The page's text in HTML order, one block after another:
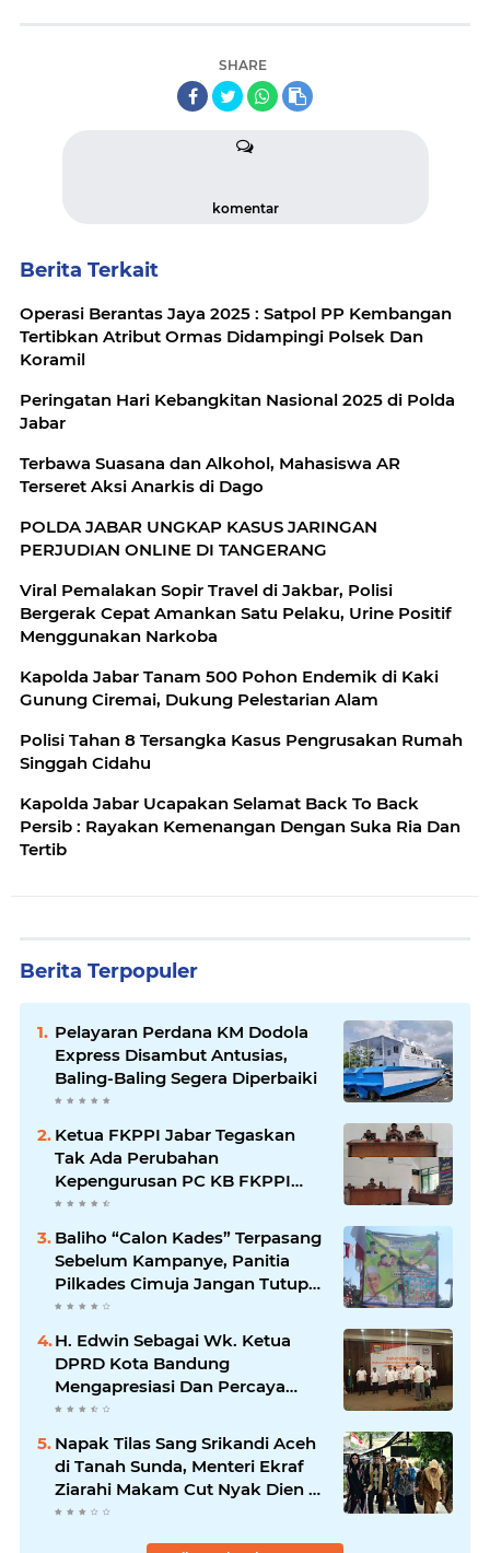
SHARE
komentar
Berita Terkait
Operasi Berantas Jaya 2025 : Satpol PP Kembangan
Tertibkan Atribut Ormas Didampingi Polsek Dan
Koramil
Peringatan Hari Kebangkitan Nasional 2025 di Polda
Jabar
Terbawa Suasana dan Alkohol, Mahasiswa AR
Terseret Aksi Anarkis di Dago
POLDA JABAR UNGKAP KASUS JARINGAN
PERJUDIAN ONLINE DI TANGERANG
Viral Pemalakan Sopir Travel di Jakbar, Polisi
Bergerak Cepat Amankan Satu Pelaku, Urine Positif
Menggunakan Narkoba
Kapolda Jabar Tanam 500 Pohon Endemik di Kaki
Gunung Ciremai, Dukung Pelestarian Alam
Polisi Tahan 8 Tersangka Kasus Pengrusakan Rumah
Singgah Cidahu
Kapolda Jabar Ucapakan Selamat Back To Back
Persib : Rayakan Kemenangan Dengan Suka Ria Dan
Tertib
Berita Terpopuler
Pelayaran Perdana KM Dodola
Express Disambut Antusias,
Baling-Baling Segera Diperbaiki
Ketua FKPPI Jabar Tegaskan
Tak Ada Perubahan
Kepengurusan PC KB FKPPI
Sumedang, Ketua Cabang
Diminta Segera Konsolidasi
Baliho “Calon Kades” Terpasang
Sebelum Kampanye, Panitia
Pilkades Cimuja Jangan Tutup
Mata
H. Edwin Sebagai Wk. Ketua
DPRD Kota Bandung
Mengapresiasi Dan Percaya
Penuh Kepada Kepemimpinan
Merdi Hajiji Sebagai ketua DPD
Lpm Kota Bandung Periode
2021-2026
Napak Tilas Sang Srikandi Aceh
di Tanah Sunda, Menteri Ekraf
Ziarahi Makam Cut Nyak Dien di
Sumedang